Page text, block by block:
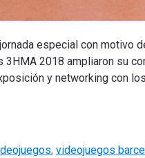
especial con motivo
2018 ampliaron su
y networking con
, videojuegos